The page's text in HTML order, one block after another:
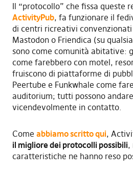
Il “protocollo” che fissa queste
ActivityPub, fa funzionare il
di centri ricreativi
Mastodon o Friendica (su
sono come comunità abitative:
come farebbero con motel,
fruiscono di piattaforme di
Peertube e Funkwhale come
auditorium; tutti possono
vicendevolmente in contatto.
Come abbiamo scritto qui,
il migliore dei protocolli possibili,
caratteristiche ne hanno reso